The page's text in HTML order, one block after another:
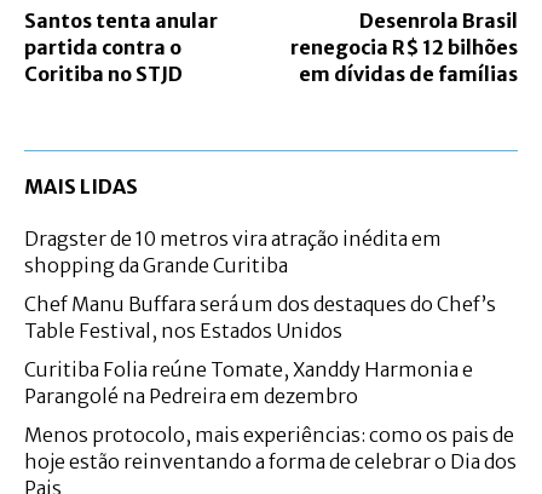
Santos tenta anular
partida contra o
Coritiba no STJD
Desenrola Brasil
renegocia R$ 12 bilhões
em dívidas de famílias
MAIS LIDAS
Dragster de 10 metros vira atração inédita em
shopping da Grande Curitiba
Chef Manu Buffara será um dos destaques do Chef’s
Table Festival, nos Estados Unidos
Curitiba Folia reúne Tomate, Xanddy Harmonia e
Parangolé na Pedreira em dezembro
Menos protocolo, mais experiências: como os pais de
hoje estão reinventando a forma de celebrar o Dia dos
Pais